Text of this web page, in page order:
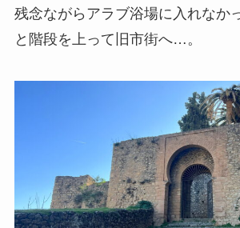
残念ながらアラブ浴場に入れなか
と階段を上って旧市街へ…。